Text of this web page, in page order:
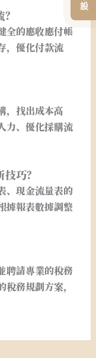
全的應收應付帳
，優化付款流
，找出成本高
力、優化採購流
巧？
、現金流量表的
據報表數據調整
聘請專業的稅務
務規劃方案，